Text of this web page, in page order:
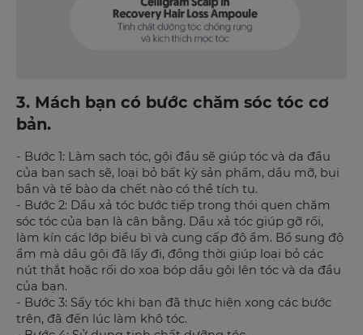
3. Mách bạn có bước chăm sóc tóc cơ
bản.
- Bước 1: Làm sạch tóc, gội đầu sẽ giúp tóc và da đầu
của bạn sạch sẽ, loại bỏ bất kỳ sản phẩm, dầu mỡ, bụi
bẩn và tế bào da chết nào có thể tích tụ.
- Bước 2: Dầu xả tóc bước tiếp trong thói quen chăm
sóc tóc của bạn là cân bằng. Dầu xả tóc giúp gỡ rối,
làm kín các lớp biểu bì và cung cấp độ ẩm. Bổ sung độ
ẩm mà dầu gội đã lấy đi, đồng thời giúp loại bỏ các
nút thắt hoặc rối do xoa bóp dầu gội lên tóc và da đầu
của bạn.
- Bước 3: Sấy tóc khi bạn đã thực hiện xong các bước
trên, đã đến lúc làm khô tóc.